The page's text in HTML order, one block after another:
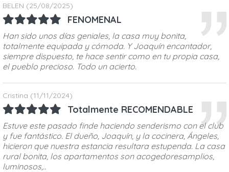
BELEN (25/08/2025)
FENOMENAL
Han sido unos días geniales, la casa muy bonita,
totalmente equipada y cómoda. Y Joaquín encantador,
siempre dispuesto, te hace sentir como en tu propia casa,
el pueblo precioso. Todo un acierto.
Cristina (11/11/2024)
Totalmente RECOMENDABLE
Estuve este pasado finde haciendo senderismo con el club
y fue fantástico. El dueño, Joaquín, y la cocinera, Ángeles,
hicieron que nuestra estancia resultara estupenda. La casa
rural bonita, los apartamentos son acogedoresamplios,
luminosos,..